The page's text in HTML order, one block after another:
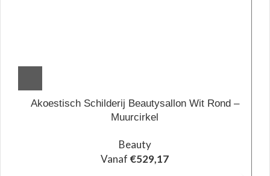
Akoestisch Schilderij Beautysallon Wit Rond –
Muurcirkel
Beauty
Vanaf €529,17